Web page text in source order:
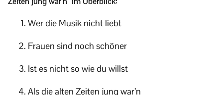
Wer die Musik nicht liebt
Frauen sind noch schöner
Ist es nicht so wie du willst
Als die alten Zeiten jung war’n